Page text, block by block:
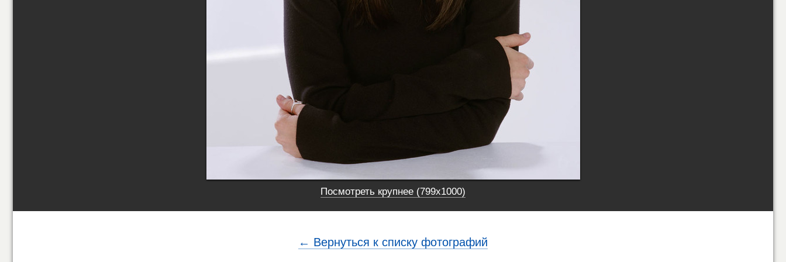
Посмотреть крупнее (799x1000)
← Вернуться к списку фотографий